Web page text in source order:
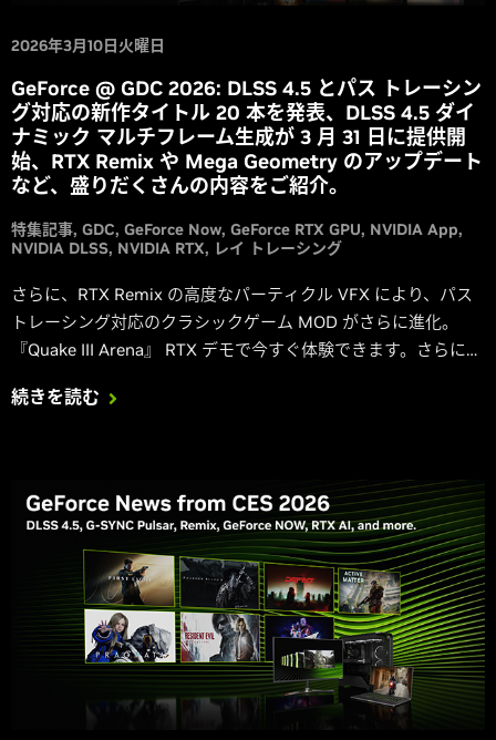
2026年3月10日火曜日
GeForce @ GDC 2026: DLSS 4.5 とパス トレーシン
グ対応の新作タイトル 20 本を発表、DLSS 4.5 ダイ
ナミック マルチフレーム生成が 3 月 31 日に提供開
始、RTX Remix や Mega Geometry のアップデート
など、盛りだくさんの内容をご紹介。
特集記事 GDC GeForce Now GeForce RTX GPU NVIDIA App
NVIDIA DLSS NVIDIA RTX レイ トレーシング
さらに、RTX Remix の高度なパーティクル VFX により、パス
トレーシング対応のクラシックゲーム MOD がさらに進化。
『Quake III Arena』 RTX デモで今すぐ体験できます。さらに、
VR ヘッドセット対応など、最新情報が満載です！
続きを読む